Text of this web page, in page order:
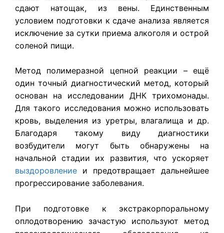
сдают натощак, из вены. Единственным
условием подготовки к сдаче анализа является
исключение за сутки приема алкоголя и острой
соленой пищи.
Метод полимеразной цепной реакции – ещё
один точный диагностический метод, который
основан на исследовании ДНК трихомонады.
Для такого исследования можно использовать
кровь, выделения из уретры, влагалища и др.
Благодаря такому виду диагностики
возбудители могут быть обнаружены на
начальной стадии их развития, что ускоряет
выздоровление и предотвращает дальнейшее
прогрессирование заболевания.
При подготовке к экстракорпоральному
оплодотворению зачастую используют метод